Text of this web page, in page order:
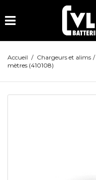
Accueil / Chargeurs et alims /
mètres (410108)